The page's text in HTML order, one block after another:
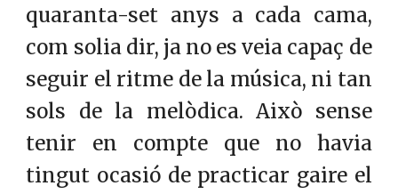
quaranta-set anys a cada cama,
com solia dir, ja no es veia capaç de
seguir el ritme de la música, ni tan
sols de la melòdica. Això sense
tenir en compte que no havia
tingut ocasió de practicar gaire el